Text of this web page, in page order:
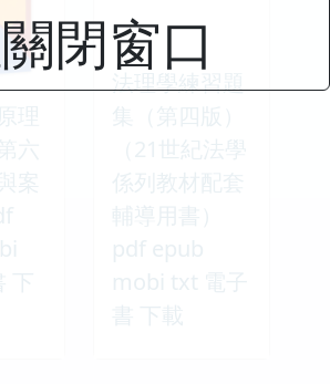
法理學練習題
閉窗口